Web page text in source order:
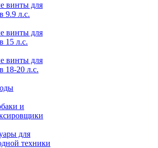
винты для
9.9 л.с.
винты для
15 л.с.
винты для
18-20 л.с.
и
для
техники